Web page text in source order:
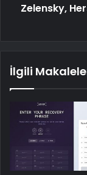
Zelensky,
İlgili